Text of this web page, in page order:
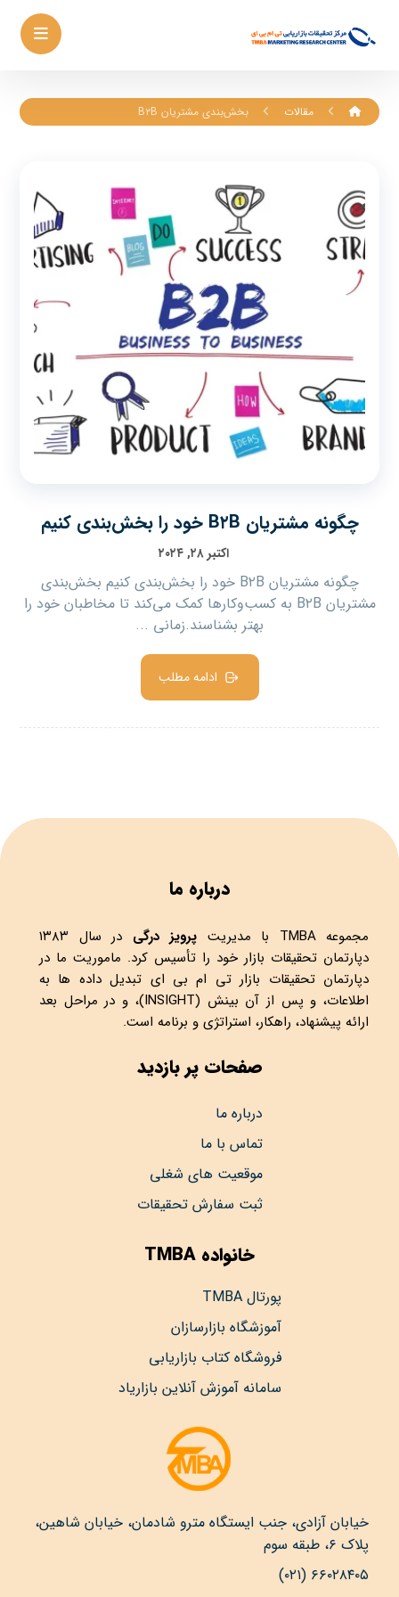
مقالات بخش‌بندی مشتریان B۲B
چگونه مشتریان B۲B خود را بخش‌بندی کنیم
اکتبر ۲۸, ۲۰۲۴
چگونه مشتریان B۲B خود را بخش‌بندی کنیم بخش‌بندی
مشتریان B۲B به کسب‌وکارها کمک می‌کند تا مخاطبان خود را
بهتر بشناسند.زمانی ...
ادامه مطلب
درباره ما
مجموعهTMBA با مدیریت پرویز درگی
در سال ۱۳۸۳
دپارتمان تحقیقات بازار خود را تأسیس کرد. ماموریت ما در
دپارتمان تحقیقات بازار تی ام بی ای تبدیل داده ها به
اطلاعات، و پس از آن بینش (INSIGHT)، و در مراحل بعد
ارائه پیشنهاد، راهکار، استراتژی و برنامه است.
صفحات پر بازدید
درباره ما
تماس با ما
موقعیت های شغلی
ثبت سفارش تحقیقات
خانواده TMBA
پورتال TMBA
آموزشگاه بازارسازان
فروشگاه کتاب بازاریابی
سامانه آموزش آنلاین بازاریاد
خیابان آزادی، جنب ایستگاه مترو شادمان، خیابان شاهین،
پلاک ۶، طبقه سوم
۶۶۰۲۸۴۰۵ (۰۲۱)